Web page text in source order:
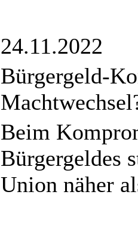
24.11.2022
Bürgergeld-
Beim
Bürgergeldes
Union näher